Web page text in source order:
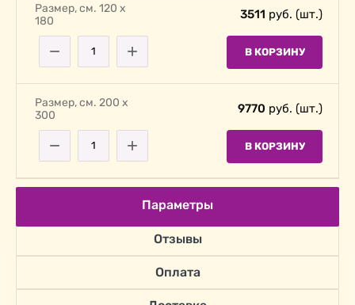
Размер, cм. 120 х
180
3511 руб. (шт.)
− + В КОРЗИНУ
Размер, cм. 200 х
300
9770 руб. (шт.)
− + В КОРЗИНУ
Параметры
Отзывы
Оплата